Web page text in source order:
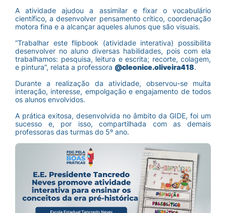
A atividade ajudou a assimilar e fixar o vocabulário
científico, a desenvolver pensamento crítico, coordenação
motora fina e a alcançar aqueles alunos que são visuais.
“Trabalhar este flipbook (atividade interativa) possibilita
desenvolver no aluno diversas habilidades, pois com ela
trabalhamos: pesquisa, leitura e escrita; recorte, colagem,
e pintura”, relata a professora @cleonice.oliveira418.
Durante a realização da atividade, observou-se muita
interação, interesse, empolgação e engajamento de todos
os alunos envolvidos.
A prática exitosa, desenvolvida no âmbito da GIDE, foi um
sucesso e, por isso, compartilhada com as demais
professoras das turmas do 5º ano.